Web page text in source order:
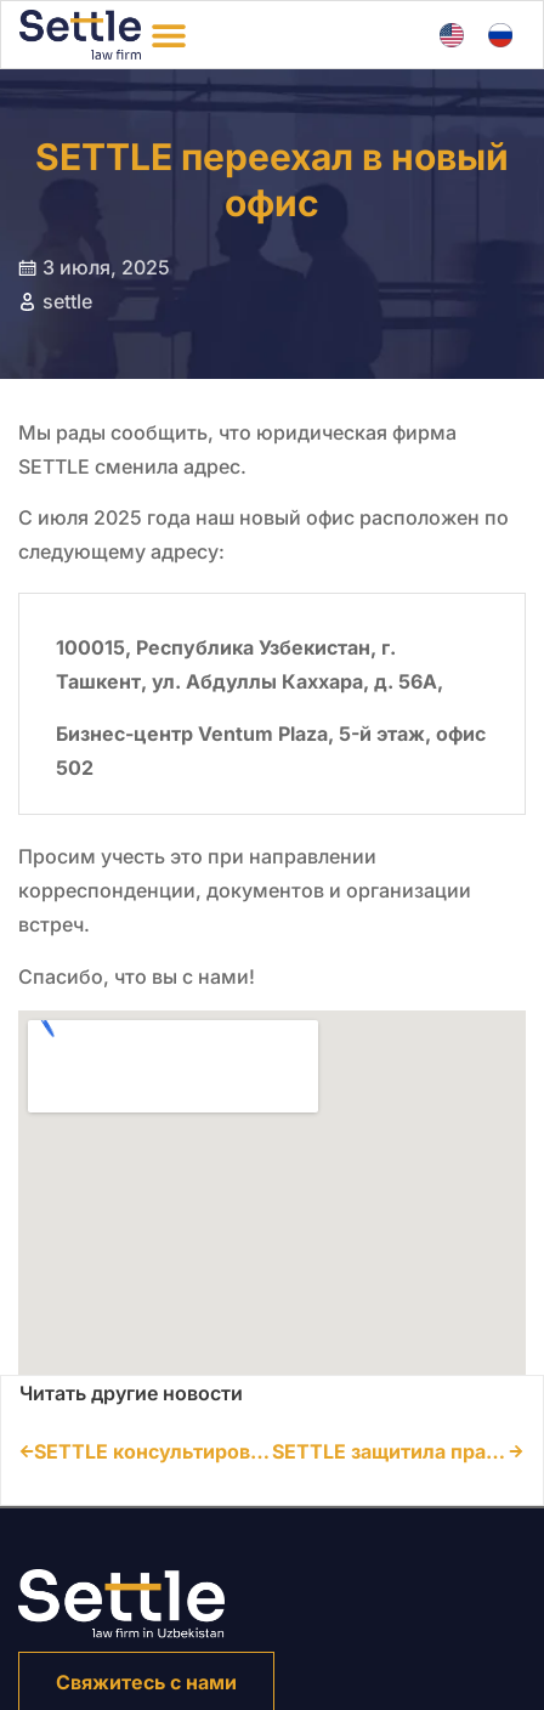
SETTLE переехал в новый
офис
3 июля, 2025
settle
Мы рады сообщить, что юридическая фирма
SETTLE сменила адрес.
С июля 2025 года наш новый офис расположен по
следующему адресу:
100015, Республика Узбекистан, г.
Ташкент, ул. Абдуллы Каххара, д. 56А,
Бизнес-центр Ventum Plaza, 5-й этаж, офис
502
Просим учесть это при направлении
корреспонденции, документов и организации
встреч.
Спасибо, что вы с нами!
Читать другие новости
SETTLE консультировала по вопросам трансграничной реструктуризации IP-портфеля через Узбекистан SETTLE защитила права ведущего бренда и получила компенсацию в деле о товарном знаке
Свяжитесь с нами